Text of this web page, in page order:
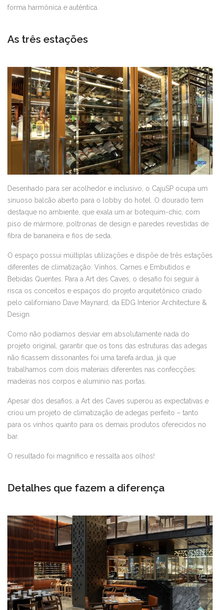
forma harmônica e autêntica.
As três estações
Desenhado para ser acolhedor e inclusivo, o CajuSP ocupa um
sinuoso balcão aberto para o lobby do hotel. O dourado tem
destaque no ambiente, que exala um ar botequim-chic, com
piso de mármore, poltronas de design e paredes revestidas de
fibra de bananeira e fios de seda.
O espaço possui múltiplas utilizações e dispõe de três estações
diferentes de climatização: Vinhos, Carnes e Embutidos e
Bebidas Quentes. Para a Art des Caves, o desafio foi seguir à
risca os conceitos e espaços do projeto arquitetônico criado
pelo californiano Dave Maynard, da EDG Interior Architecture &
Design.
Como não podíamos desviar em absolutamente nada do
projeto original, garantir que os tons das estruturas das adegas
não ficassem dissonantes foi uma tarefa árdua, já que
trabalhamos com dois materiais diferentes nas confecções:
madeiras nos corpos e alumínio nas portas.
Apesar dos desafios, a Art des Caves superou as expectativas e
criou um projeto de climatização de adegas perfeito – tanto
para os vinhos quanto para os demais produtos oferecidos no
bar.
O resultado foi magnífico e ressalta aos olhos!
Detalhes que fazem a diferença